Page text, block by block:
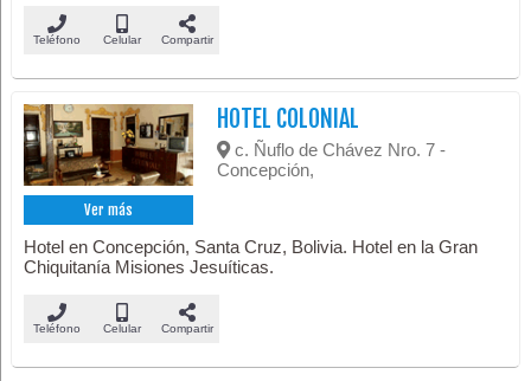
Teléfono Celular Compartir
Ver más
HOTEL COLONIAL
c. Ñuflo de Chávez Nro. 7 -
Concepción,
Hotel en Concepción, Santa Cruz, Bolivia. Hotel en la Gran
Chiquitanía Misiones Jesuíticas.
Teléfono Celular Compartir